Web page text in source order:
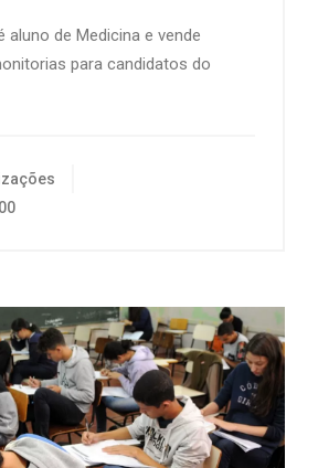
aluno de Medicina e vende
para candidatos do